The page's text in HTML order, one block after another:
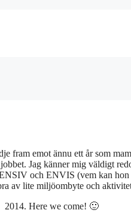
fram emot ännu ett år som
Jag känner mig väldigt
och ENVIS (vem kan hon
av lite miljöombyte och
2014. Here we come! 🙂